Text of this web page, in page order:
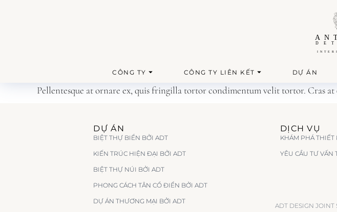
CÔNG TY CÔNG TY LIÊN KẾT DỰ ÁN
Pellentesque at ornare ex, quis fringilla tortor condimentum velit tortor. Cras
DỰ ÁN
BIỆT THỰ BIỂN BỞI ADT
KIẾN TRÚC HIỆN ĐẠI BỞI ADT
BIỆT THỰ NÚI BỞI ADT
PHONG CÁCH TÂN CỔ ĐIỂN BỞI ADT
DỰ ÁN THƯƠNG MẠI BỞI ADT
DỊCH VỤ
KHÁM PHÁ THIẾT
YÊU CẦU TƯ VẤN
ADT DESIGN JOINT